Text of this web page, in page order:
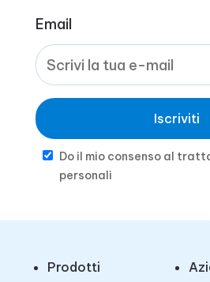
Email
Iscriviti
Do il mio consenso al
personali
Prodotti